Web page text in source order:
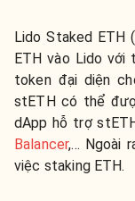
Lido Staked
ETH vào Lido với
token đại diện
stETH có thể
dApp hỗ trợ
Balancer,... Ngoài
việc staking ETH.